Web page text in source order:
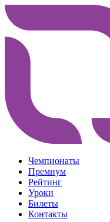
Чемпионаты
Премиум
Рейтинг
Уроки
Билеты
Контакты